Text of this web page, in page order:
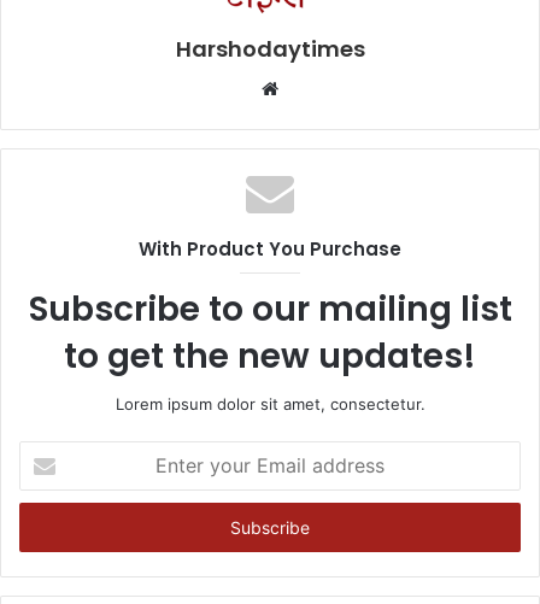
Harshodaytimes
Website
With Product You Purchase
Subscribe to our mailing list
to get the new updates!
Lorem ipsum dolor sit amet, consectetur.
your
Email